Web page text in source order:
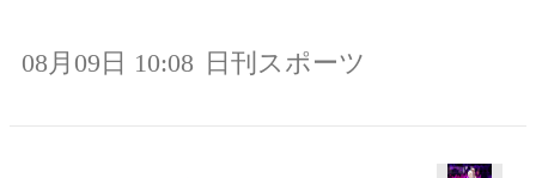
08月09日 10:08 日刊スポーツ